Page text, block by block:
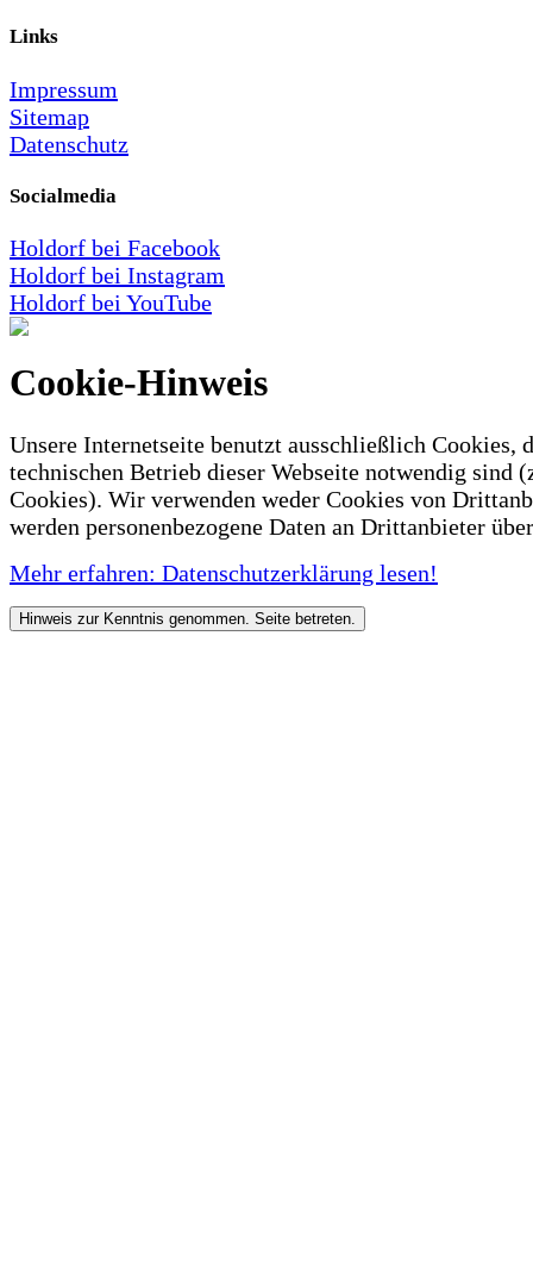
Links
Impressum
Sitemap
Datenschutz
Socialmedia
Holdorf bei Facebook
Holdorf bei Instagram
Holdorf bei YouTube
Cookie-Hinweis
Unsere Internetseite benutzt ausschließlich Cookies,
technischen Betrieb dieser Webseite notwendig sind
Cookies). Wir verwenden weder Cookies von
werden personenbezogene Daten an Drittanbieter
Mehr erfahren: Datenschutzerklärung lesen!
Hinweis zur Kenntnis genommen. Seite betreten.